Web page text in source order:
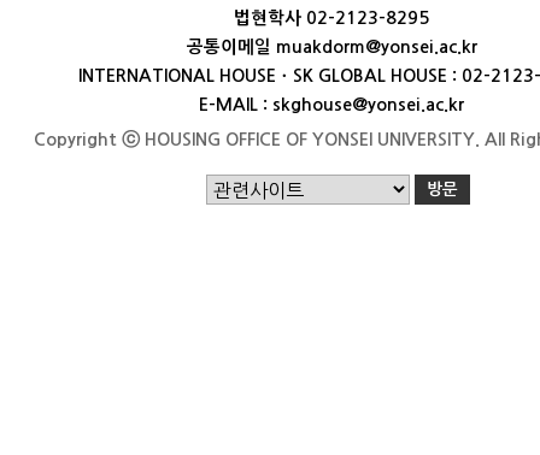
법현학사 02-2123-8295
공통이메일 muakdorm@yonsei.ac.kr
INTERNATIONAL HOUSEㆍSK GLOBAL HOUSE : 02-
E-MAIL : skghouse@yonsei.ac.kr
Copyright ⓒ HOUSING OFFICE OF YONSEI UNIVERSITY. All